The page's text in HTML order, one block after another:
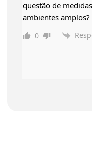
questão de
ambientes amplos?
0